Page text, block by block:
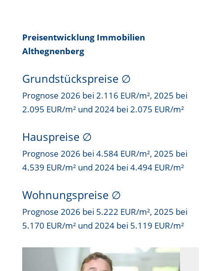
Preisentwicklung Immobilien
Althegnenberg
Grundstückspreise ∅
Prognose 2026 bei 2.116 EUR/m², 2025 bei
2.095 EUR/m² und 2024 bei 2.075 EUR/m²
Hauspreise ∅
Prognose 2026 bei 4.584 EUR/m², 2025 bei
4.539 EUR/m² und 2024 bei 4.494 EUR/m²
Wohnungspreise ∅
Prognose 2026 bei 5.222 EUR/m², 2025 bei
5.170 EUR/m² und 2024 bei 5.119 EUR/m²